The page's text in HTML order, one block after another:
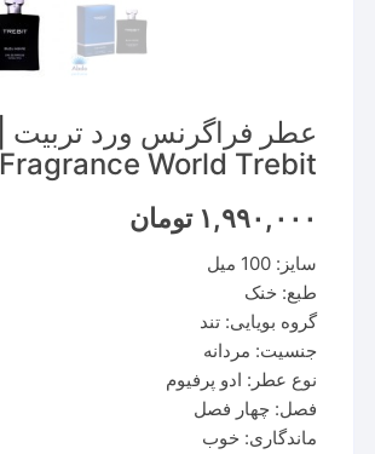
عطر فراگرنس ورد تربیت |
Fragrance World Trebit
۱,۹۹۰,۰۰۰ تومان
سایز: 100 میل
طبع: خنک
گروه بویایی: تند
جنسیت: مردانه
نوع عطر: ادو پرفیوم
فصل: چهار فصل
ماندگاری: خوب